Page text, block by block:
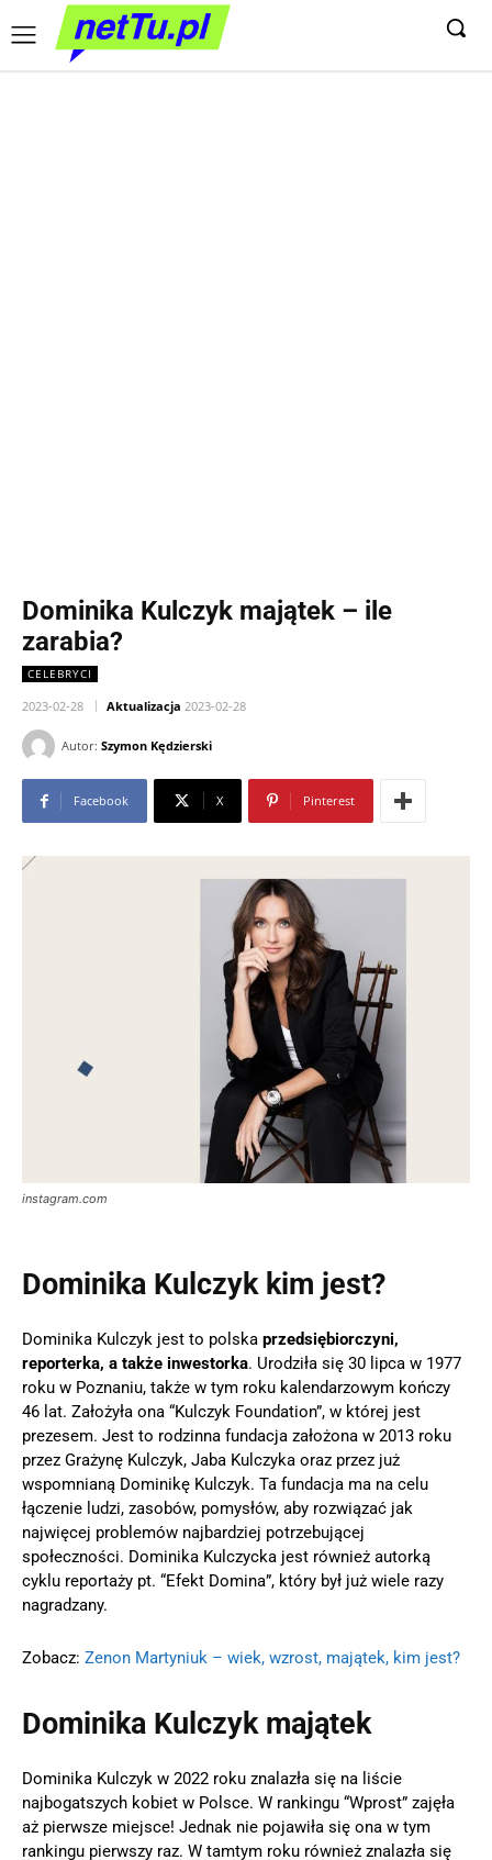
Dominika Kulczyk majątek – ile
zarabia?
CELEBRYCI
2023-02-28 Aktualizacja 2023-02-28
Autor: Szymon Kędzierski
Facebook X Pinterest
instagram.com
Dominika Kulczyk kim jest?
Dominika Kulczyk jest to polska przedsiębiorczyni,
reporterka, a także inwestorka. Urodziła się 30 lipca w 1977
roku w Poznaniu, także w tym roku kalendarzowym kończy
46 lat. Założyła ona “Kulczyk Foundation”, w której jest
prezesem. Jest to rodzinna fundacja założona w 2013 roku
przez Grażynę Kulczyk, Jaba Kulczyka oraz przez już
wspomnianą Dominikę Kulczyk. Ta fundacja ma na celu
łączenie ludzi, zasobów, pomysłów, aby rozwiązać jak
najwięcej problemów najbardziej potrzebującej
społeczności. Dominika Kulczycka jest również autorką
cyklu reportaży pt. “Efekt Domina”, który był już wiele razy
nagradzany.
Zobacz: Zenon Martyniuk – wiek, wzrost, majątek, kim jest?
Dominika Kulczyk majątek
Dominika Kulczyk w 2022 roku znalazła się na liście
najbogatszych kobiet w Polsce. W rankingu “Wprost” zajęła
aż pierwsze miejsce! Jednak nie pojawiła się ona w tym
rankingu pierwszy raz. W tamtym roku również znalazła się